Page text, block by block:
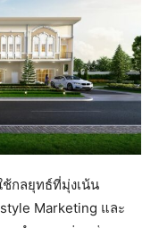
กลยุทธ์ที่มุ่งเน้น
Marketing และ